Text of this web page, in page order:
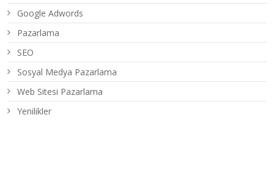
Google Adwords
Pazarlama
SEO
Sosyal Medya Pazarlama
Web Sitesi Pazarlama
Yenilikler